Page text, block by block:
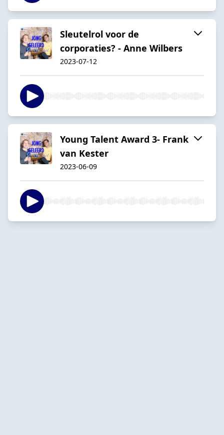
Sleutelrol voor de
corporaties? - Anne Wilbers
2023-07-12
Young Talent Award 3- Frank
van Kester
2023-06-09